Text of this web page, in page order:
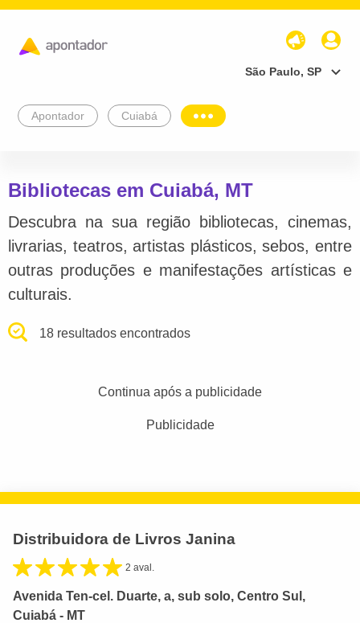
São Paulo, SP
Apontador Cuiabá
Bibliotecas em Cuiabá, MT
Descubra na sua região bibliotecas, cinemas,
livrarias, teatros, artistas plásticos, sebos, entre
outras produções e manifestações artísticas e
culturais.
18 resultados encontrados
Continua após a publicidade
Publicidade
Distribuidora de Livros Janina
2 aval.
Avenida Ten-cel. Duarte, a, sub solo, Centro Sul,
Cuiabá - MT